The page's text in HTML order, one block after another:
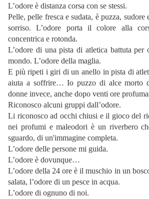
L’odore è distanza corsa con se stessi.
Pelle, pelle fresca e sudata, è puzza, sudore
sorriso. L’odore porta il colore alla
concentrica e rotonda.
L’odore di una pista di atletica battuta per
mondo. L’odore della maglia.
E più ripeti i giri di un anello in pista di
aiuta a soffrire… Io puzzo di alce morto
donne invece, anche dopo venti ore
Riconosco alcuni gruppi dall’odore.
Li riconosco ad occhi chiusi e il gioco del
nei profumi e maleodori è un riverbero
sguardo, di un'immagine completa.
L’odore delle persone mi guida.
L’odore è dovunque…
L’odore della 24 ore è il muschio in un
salata, l’odore di un pesce in acqua.
L’odore di ognuno di noi.